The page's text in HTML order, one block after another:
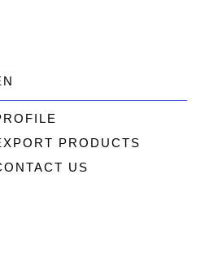
PRODUCTS
US